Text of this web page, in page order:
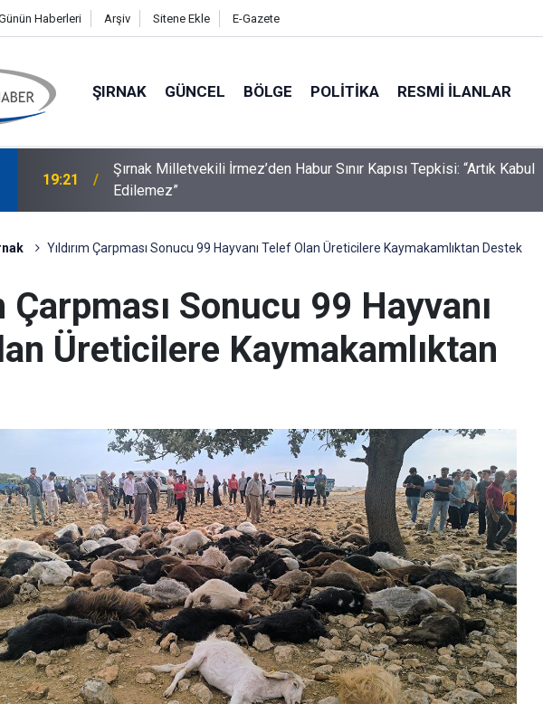
Haberleri Arşiv Sitene Ekle E-Gazete
ŞIRNAK GÜNCEL BÖLGE POLITIKA RESMI İLANLAR
19:21
Şırnak Milletvekili İrmez’den Habur Sınır Kapısı Tepkisi: “Artık Kabul
Edilemez”
Yıldırım Çarpması Sonucu 99 Hayvanı Telef Olan Üreticilere Kaymakamlıktan Destek
Çarpması Sonucu 99 Hayvanı
Üreticilere Kaymakamlıktan